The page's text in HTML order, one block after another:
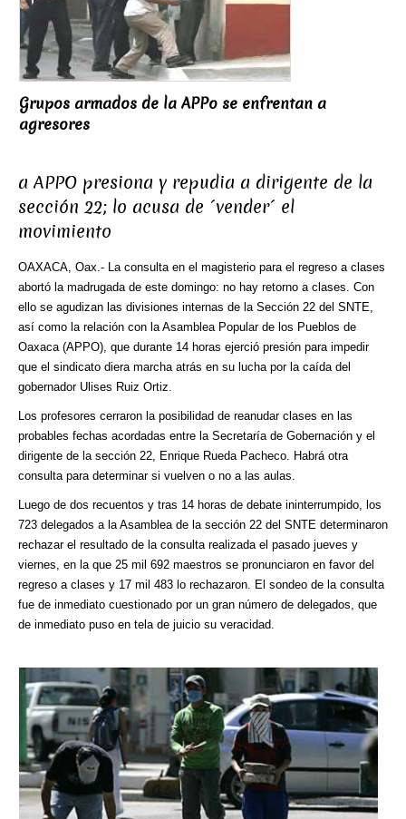
Grupos armados de la APPo se enfrentan a
agresores
a APPO presiona y repudia a dirigente de la
sección 22; lo acusa de ´vender´ el
movimiento
OAXACA, Oax.- La consulta en el magisterio para el regreso a clases
abortó la madrugada de este domingo: no hay retorno a clases. Con
ello se agudizan las divisiones internas de la Sección 22 del SNTE,
así como la relación con la Asamblea Popular de los Pueblos de
Oaxaca (APPO), que durante 14 horas ejerció presión para impedir
que el sindicato diera marcha atrás en su lucha por la caída del
gobernador Ulises Ruiz Ortiz.
Los profesores cerraron la posibilidad de reanudar clases en las
probables fechas acordadas entre la Secretaría de Gobernación y el
dirigente de la sección 22, Enrique Rueda Pacheco. Habrá otra
consulta para determinar si vuelven o no a las aulas.
Luego de dos recuentos y tras 14 horas de debate ininterrumpido, los
723 delegados a la Asamblea de la sección 22 del SNTE determinaron
rechazar el resultado de la consulta realizada el pasado jueves y
viernes, en la que 25 mil 692 maestros se pronunciaron en favor del
regreso a clases y 17 mil 483 lo rechazaron. El sondeo de la consulta
fue de inmediato cuestionado por un gran número de delegados, que
de inmediato puso en tela de juicio su veracidad.